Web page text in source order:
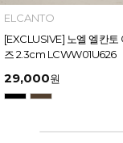
INTENSE
인텐스 by 엘칸토 여성 미니 버클 플랫
샌들 1.5cm LCWW04I626
29,900원